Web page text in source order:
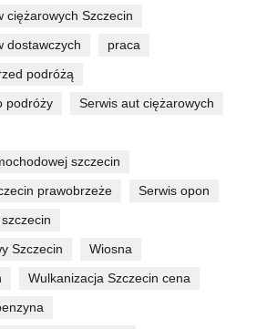
ciężarowych Szczecin
dostawczych
praca
podróżą
podróży
Serwis aut ciężarowych
szczecin
prawobrzeże
Serwis opon
Szczecin
Wiosna
Wulkanizacja Szczecin cena